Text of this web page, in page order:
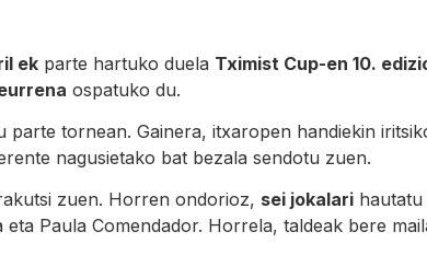
ek parte hartuko duela Tximist Cup-en 10.
ospatuko du.
parte tornean. Gainera, itxaropen handiekin
nagusietako bat bezala sendotu zuen.
zuen. Horren ondorioz, sei jokalari
Paula Comendador. Horrela, taldeak bere